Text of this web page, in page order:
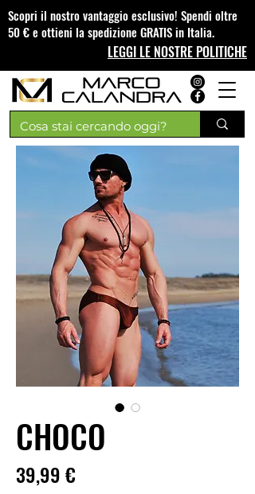
Scopri il nostro vantaggio esclusivo! Spendi oltre
50 € e ottieni la spedizione GRATIS in Italia.
LEGGI LE NOSTRE POLITICHE
CHOCO
39,99 €